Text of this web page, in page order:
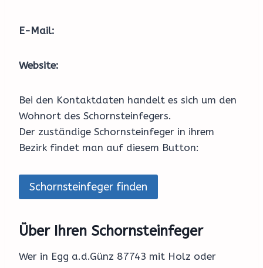
E-Mail:
Website:
Bei den Kontaktdaten handelt es sich um den
Wohnort des Schornsteinfegers.
Der zuständige Schornsteinfeger in ihrem
Bezirk findet man auf diesem Button:
Schornsteinfeger finden
Über Ihren Schornsteinfeger
Wer in Egg a.d.Günz 87743 mit Holz oder